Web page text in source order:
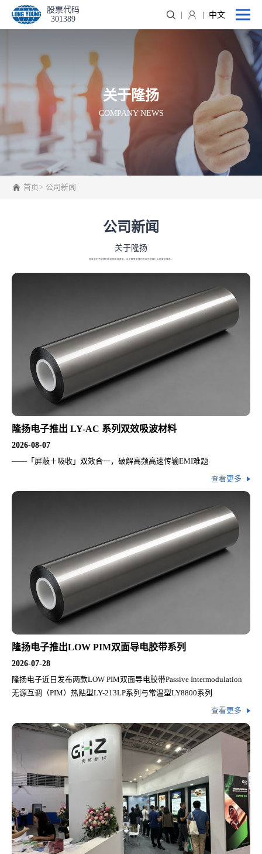
股票代码
301389
中文
关于隆扬
COMPANY NEWS
首页 公司新闻
公司新闻
关于隆扬
关注我们了解我们最新的新闻资讯，以了解有关我们可以为您做什么的更多信息。
隆扬电子推出 LY-AC 系列双效吸波材料
2026-08-07
——「屏蔽＋吸收」双效合一，破解高频高速传输EMI难题
查看更多
隆扬电子推出LOW PIM双面导电胶带系列
2026-07-28
隆扬电子近日发布两款LOW PIM双面导电胶带Passive Intermodulation
无源互调（PIM）热贴型LY-213LP系列与常温型LY8800系列
查看更多